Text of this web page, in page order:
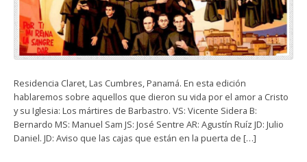
Residencia Claret, Las Cumbres, Panamá. En esta edición
hablaremos sobre aquellos que dieron su vida por el amor a Cristo
y su Iglesia: Los mártires de Barbastro. VS: Vicente Sidera B:
Bernardo MS: Manuel Sam JS: José Sentre AR: Agustín Ruíz JD: Julio
Daniel. JD: Aviso que las cajas que están en la puerta de […]